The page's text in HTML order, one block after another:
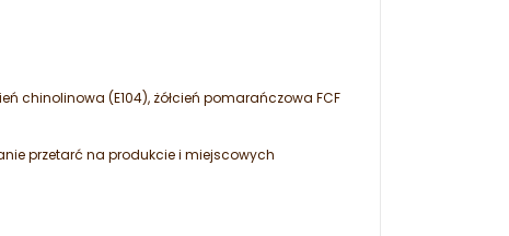
chinolinowa (E104), żółcień pomarańczowa FCF
przetarć na produkcie i miejscowych